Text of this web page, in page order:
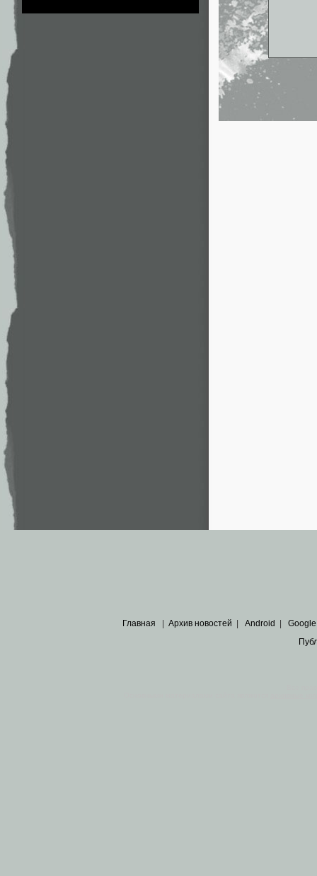
Главная Архив новостей Android Google